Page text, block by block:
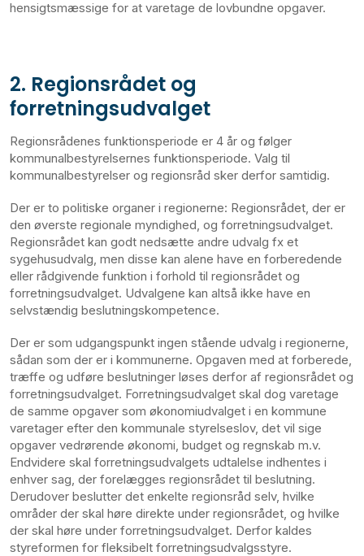
hensigtsmæssige for at varetage de lovbundne opgaver.
2. Regionsrådet og
forretningsudvalget
Regionsrådenes funktionsperiode er 4 år og følger
kommunalbestyrelsernes funktionsperiode. Valg til
kommunalbestyrelser og regionsråd sker derfor samtidig.
Der er to politiske organer i regionerne: Regionsrådet, der er
den øverste regionale myndighed, og forretningsudvalget.
Regionsrådet kan godt nedsætte andre udvalg fx et
sygehusudvalg, men disse kan alene have en forberedende
eller rådgivende funktion i forhold til regionsrådet og
forretningsudvalget. Udvalgene kan altså ikke have en
selvstændig beslutningskompetence.
Der er som udgangspunkt ingen stående udvalg i regionerne,
sådan som der er i kommunerne. Opgaven med at forberede,
træffe og udføre beslutninger løses derfor af regionsrådet og
forretningsudvalget. Forretningsudvalget skal dog varetage
de samme opgaver som økonomiudvalget i en kommune
varetager efter den kommunale styrelseslov, det vil sige
opgaver vedrørende økonomi, budget og regnskab m.v.
Endvidere skal forretningsudvalgets udtalelse indhentes i
enhver sag, der forelægges regionsrådet til beslutning.
Derudover beslutter det enkelte regionsråd selv, hvilke
områder der skal høre direkte under regionsrådet, og hvilke
der skal høre under forretningsudvalget. Derfor kaldes
styreformen for fleksibelt forretningsudvalgsstyre.